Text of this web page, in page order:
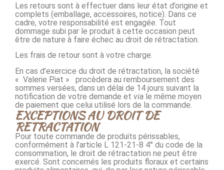
Les retours sont à effectuer dans leur état d’origine et
complets (emballage, accessoires, notice). Dans ce
cadre, votre responsabilité est engagée. Tout
dommage subi par le produit à cette occasion peut
être de nature à faire échec au droit de rétractation.
Les frais de retour sont à votre charge.
En cas d’exercice du droit de rétractation, la société
« Valerie Piat » procèdera au remboursement des
sommes versées, dans un délai de 14 jours suivant la
notification de votre demande et via le même moyen
de paiement que celui utilisé lors de la commande.
EXCEPTIONS AU DROIT DE
RETRACTATION
Pour toute commande de produits périssables,
conformément à l’article L 121-21-8 4° du code de la
consommation, le droit de rétractation ne peut être
exercé. Sont concernés les produits floraux et certains